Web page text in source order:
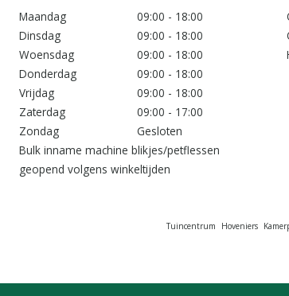
Maandag
09:00 - 18:00
Dinsdag
09:00 - 18:00
Woensdag
09:00 - 18:00
Donderdag
09:00 - 18:00
Vrijdag
09:00 - 18:00
Zaterdag
09:00 - 17:00
Zondag
Gesloten
Bulk inname machine blikjes/petflessen
geopend volgens winkeltijden
Tuincentrum Hoveniers